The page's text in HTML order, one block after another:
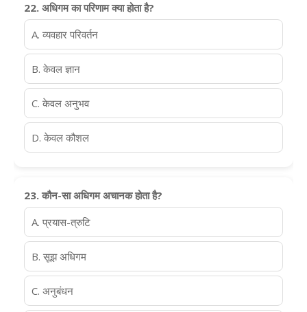
22. अधिगम का परिणाम क्या होता है?
A. व्यवहार परिवर्तन
B. केवल ज्ञान
C. केवल अनुभव
D. केवल कौशल
23. कौन-सा अधिगम अचानक होता है?
A. प्रयास-त्रुटि
B. सूझ अधिगम
C. अनुबंधन